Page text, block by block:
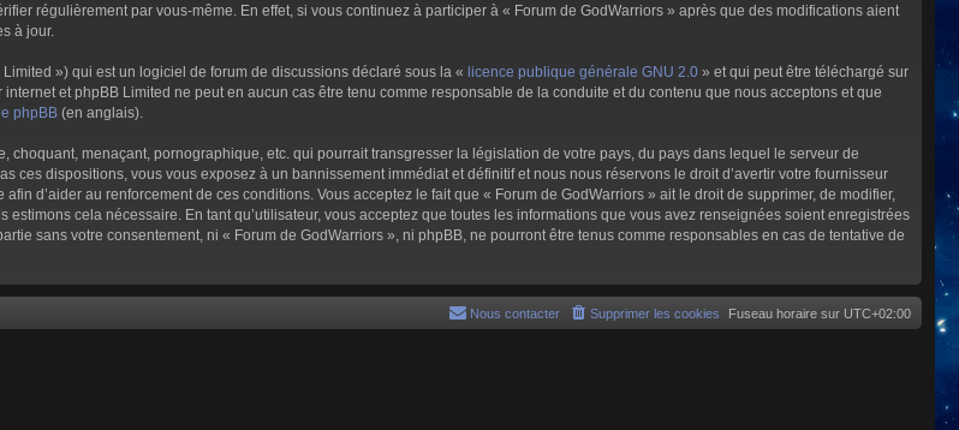
régulièrement par vous-même. En effet, si vous continuez à participer à « Forum de GodWarriors » après que des modifications aient
à jour.
») qui est un logiciel de forum de discussions déclaré sous la « licence publique générale GNU 2.0 » et qui peut être téléchargé sur
et phpBB Limited ne peut en aucun cas être tenu comme responsable de la conduite et du contenu que nous acceptons et que
phpBB (en anglais).
menaçant, pornographique, etc. qui pourrait transgresser la législation de votre pays, du pays dans lequel le serveur de
dispositions, vous vous exposez à un bannissement immédiat et définitif et nous nous réservons le droit d’avertir votre fournisseur
d’aider au renforcement de ces conditions. Vous acceptez le fait que « Forum de GodWarriors » ait le droit de supprimer, de modifier,
cela nécessaire. En tant qu’utilisateur, vous acceptez que toutes les informations que vous avez renseignées soient enregistrées
sans votre consentement, ni « Forum de GodWarriors », ni phpBB, ne pourront être tenus comme responsables en cas de tentative de
Fuseau horaire sur UTC+02:00
Supprimer les cookies
Nous contacter